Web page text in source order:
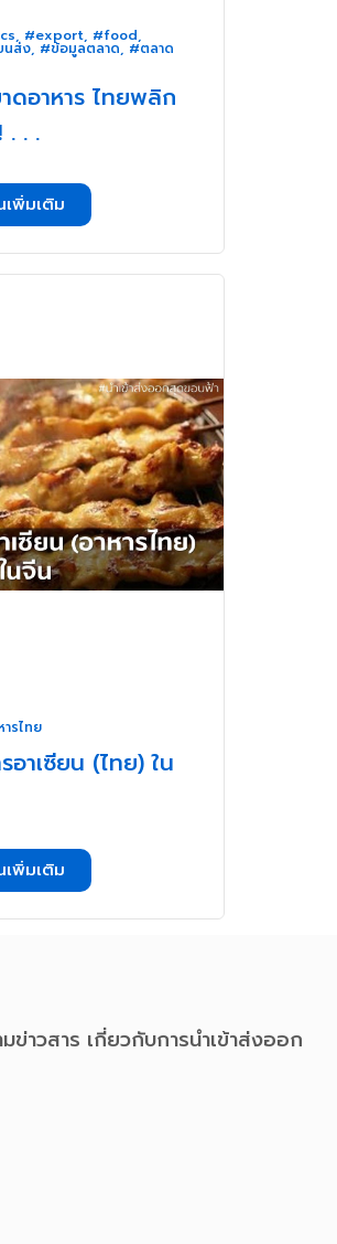
, #export, #food,
นส่ง, #ข้อมูลตลาด, #ตลาด
ดอาหาร ไทยพลิก
. . .
เพิ่มเติม
รไทย
อาเซียน (ไทย) ใน
เพิ่มเติม
ข่าวสาร เกี่ยวกับการนําเข้าส่งออก